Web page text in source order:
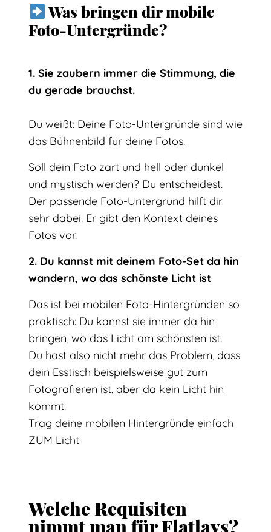
Was bringen dir mobile
Foto-Untergründe?
1. Sie zaubern immer die Stimmung, die
du gerade brauchst.
Du weißt: Deine Foto-Untergründe sind wie
das Bühnenbild für deine Fotos.
Soll dein Foto zart und hell oder dunkel
und mystisch werden? Du entscheidest.
Der passende Foto-Untergrund hilft dir
sehr dabei. Er gibt den Kontext deines
Fotos vor.
2. Du kannst mit deinem Foto-Set da hin
wandern, wo das schönste Licht ist
Das ist bei mobilen Foto-Hintergründen so
praktisch: Du kannst sie immer da hin
bringen, wo das Licht am schönsten ist.
Du hast also nicht mehr das Problem, dass
dein Esstisch beispielsweise gut zum
Fotografieren ist, aber da kein Licht hin
kommt.
Trag deine mobilen Hintergründe einfach
ZUM Licht
Welche Requisiten
nimmt man für Flatlays?